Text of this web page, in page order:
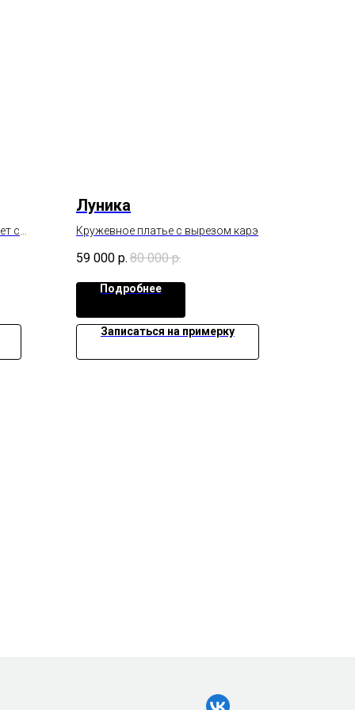
с
Луника
Кружевное платье с вырезом карэ
59 000 р. 80 000 р.
Подробнее
Записаться на примерку